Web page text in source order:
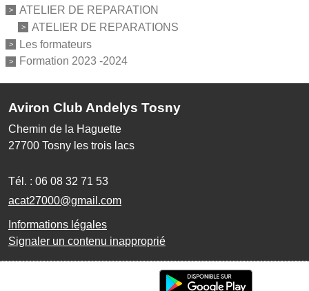
ATELIER DE REPARATION
ATELIER DE REPARATIONS
Les formateurs
Formation 2023 -2024
Aviron Club Andelys Tosny
Chemin de la Haguette
27700 Tosny les trois lacs
Tél. : 06 08 32 71 53
acat27000@gmail.com
Informations légales
Signaler un contenu inapproprié